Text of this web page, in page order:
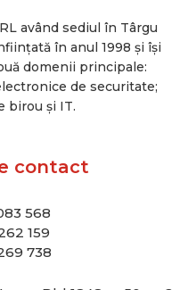
având sediul în Târgu
în anul 1998 și își
domenii principale:
de securitate;
birou și IT.
contact
568
159
738